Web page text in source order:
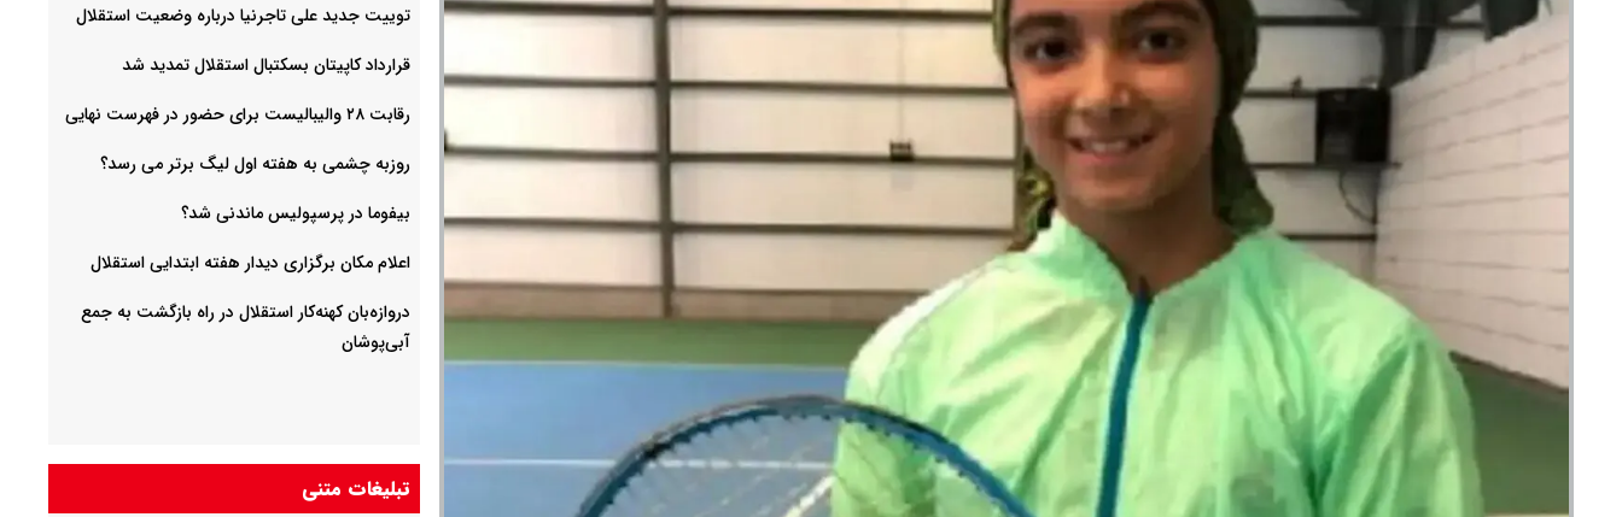
توییت جدید علی تاجرنیا درباره وضعیت استقلال
قرارداد کاپیتان بسکتبال استقلال تمدید شد
رقابت ۲۸ والیبالیست برای حضور در فهرست نهایی
روزبه چشمی به هفته اول لیگ برتر می رسد؟
بیفوما در پرسپولیس ماندنی شد؟
اعلام مکان برگزاری دیدار هفته ابتدایی استقلال
دروازه‌بان کهنه‌کار استقلال در راه بازگشت به جمع
آبی‌پوشان
تبلیغات متنی